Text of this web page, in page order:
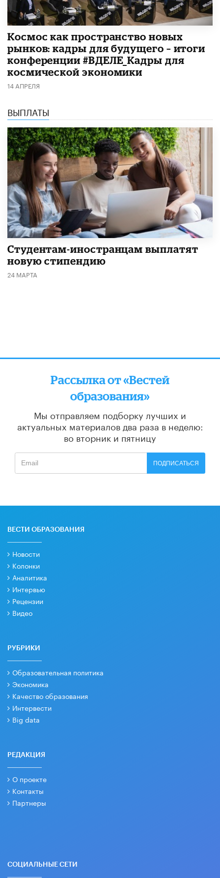
Космос как пространство новых
рынков: кадры для будущего – итоги
конференции #ВДЕЛЕ_Кадры для
космической экономики
14 АПРЕЛЯ
ВЫПЛАТЫ
Студентам-иностранцам выплатят
новую стипендию
24 МАРТА
Рассылка от «Вестей
образования»
Мы отправляем подборку лучших и
актуальных материалов два раза в неделю:
во вторник и пятницу
ПОДПИСАТЬСЯ
ВЕСТИ ОБРАЗОВАНИЯ
Новости
Колонки
Аналитика
Интервью
Рецензии
Видео
РУБРИКИ
Образовательная политика
Экономика
Качество образования
Интервести
Big data
РЕДАКЦИЯ
О проекте
Контакты
Партнеры
СОЦИАЛЬНЫЕ СЕТИ